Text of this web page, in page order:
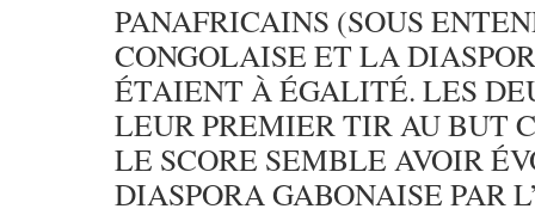
PANAFRICAINS (SOUS
CONGOLAISE ET LA
ÉTAIENT À ÉGALITÉ. LES
LEUR PREMIER TIR AU BUT
LE SCORE SEMBLE AVOIR
DIASPORA GABONAISE PAR